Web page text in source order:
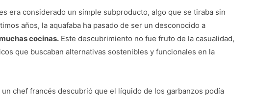
era considerado un simple subproducto, algo que se tiraba sin
años, la aquafaba ha pasado de ser un desconocido a
cocinas. Este descubrimiento no fue fruto de la casualidad,
que buscaban alternativas sostenibles y funcionales en la
chef francés descubrió que el líquido de los garbanzos podía